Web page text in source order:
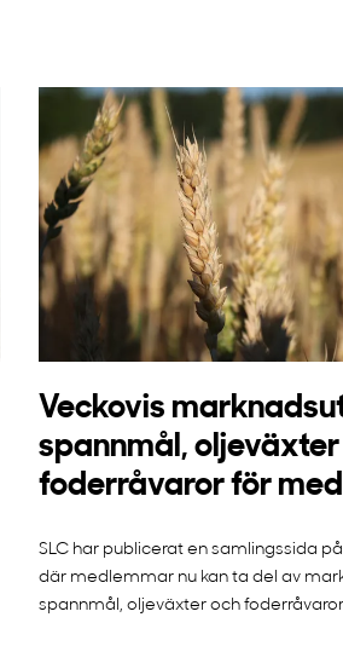
Veckovis
spannmål, oljeväxter
foderråvaror för
SLC har publicerat en samlingssida
där medlemmar nu kan ta del av
spannmål, oljeväxter och